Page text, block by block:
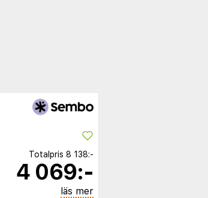
Totalpris 8 138:-
4 069:-
läs mer